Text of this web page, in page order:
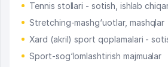
Tennis stollari - sotish, ishlab
Stretching-mashg‘uotlar, mashqlar
Xard (akril) sport qoplamalari -
Sport-sog‘lomlashtirish majmualar